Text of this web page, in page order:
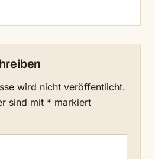
wird nicht veröffentlicht.
sind mit * markiert